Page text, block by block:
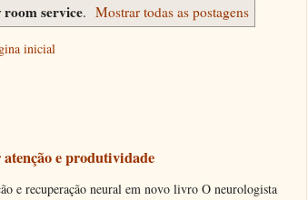
room service. Mostrar todas as postagens
inicial
e produtividade
e recuperação neural em novo livro O neurologista